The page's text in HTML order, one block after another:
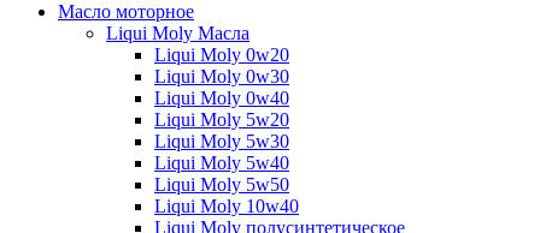
Масло моторное
Liqui Moly Масла
Liqui Moly 0w20
Liqui Moly 0w30
Liqui Moly 0w40
Liqui Moly 5w20
Liqui Moly 5w30
Liqui Moly 5w40
Liqui Moly 5w50
Liqui Moly 10w40
Liqui Moly полусинтетическое